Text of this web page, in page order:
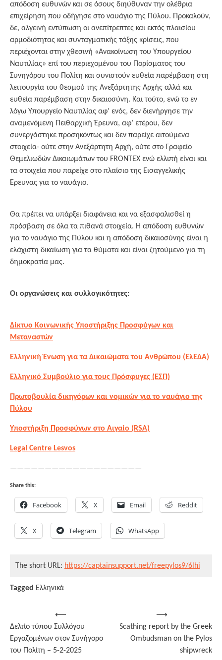
απόδοση ευθυνών και σε όσους διηύθυναν την ολέθρια
επιχείρηση που οδήγησε στο ναυάγιο της Πύλου. Προκαλούν,
δε, αλγεινή εντύπωση οι ανεπίτρεπτες και εκτός πλαισίου
αρμοδιότητας και συνταγματικής τάξης κρίσεις, που
περιέχονται στην χθεσινή «Ανακοίνωση του Υπουργείου
Ναυτιλίας» επί του περιεχομένου του Πορίσματος του
Συνηγόρου του Πολίτη και συνιστούν ευθεία παρέμβαση στη
λειτουργία του θεσμού της Ανεξάρτητης Αρχής αλλά και
ευθεία παρέμβαση στην δικαιοσύνη. Και τούτο, ενώ το εν
λόγω Υπουργείο Ναυτιλίας αφ’ ενός, δεν διενήργησε την
αναμενόμενη Πειθαρχική Έρευνα, αφ’ ετέρου, δεν
συνεργάστηκε προσηκόντως και δεν παρείχε αιτούμενα
στοιχεία- ούτε στην Ανεξάρτητη Αρχή, ούτε στο Γραφείο
Θεμελιωδών Δικαιωμάτων του FRONTEX ενώ ελλιπή είναι και
τα στοιχεία που παρείχε στο πλαίσιο της Εισαγγελικής
Έρευνας για το ναυάγιο.
Θα πρέπει να υπάρξει διαφάνεια και να εξασφαλισθεί η
πρόσβαση σε όλα τα πιθανά στοιχεία. H απόδοση ευθυνών
για το ναυάγιο της Πύλου και η απόδοση δικαιοσύνης είναι η
ελάχιστη δικαίωση για τα θύματα και είναι ζητούμενο για τη
δημοκρατία μας.
Οι οργανώσεις και συλλογικότητες:
Δίκτυο Κοινωνικής Υποστήριξης Προσφύγων και
Μεταναστών
Ελληνική Ένωση για τα Δικαιώματα του Ανθρώπου (ΕλΕΔΑ)
Ελληνικό Συμβούλιο για τους Πρόσφυγες (ΕΣΠ)
Πρωτοβουλία δικηγόρων και νομικών για το ναυάγιο της
Πύλου
Υποστήριξη Προσφύγων στο Αιγαίο (RSA)
Legal Centre Lesvos
———————————————————
Share this:
Facebook X Email Reddit
X Telegram WhatsApp
The short URL: https://captainsupport.net/freepylos9/6lhi
Tagged Ελληνικά
navigation
⟵
Δελτίο τύπου Συλλόγου
Εργαζομένων στον Συνήγορο
του Πολίτη – 5-2-2025
Scathing report by the Greek
Ombudsman on the Pylos
shipwreck
⟶